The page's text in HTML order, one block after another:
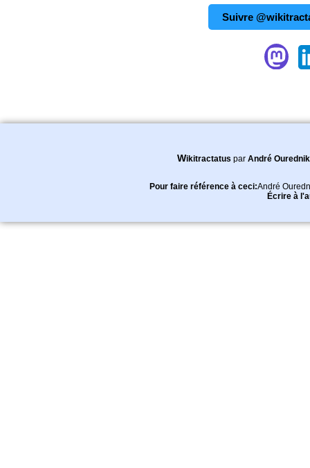
Suivre
Wikitractatus par André Ourednik
Pour faire référence à ceci:André
Écrire à